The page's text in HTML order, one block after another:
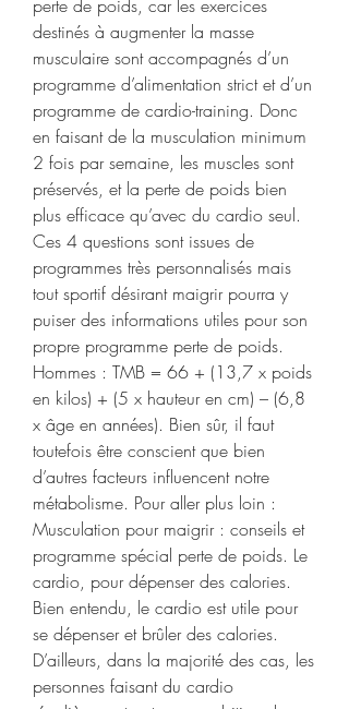
perte de poids, car les exercices
destinés à augmenter la masse
musculaire sont accompagnés d’un
programme d’alimentation strict et d’un
programme de cardio-training. Donc
en faisant de la musculation minimum
2 fois par semaine, les muscles sont
préservés, et la perte de poids bien
plus efficace qu’avec du cardio seul.
Ces 4 questions sont issues de
programmes très personnalisés mais
tout sportif désirant maigrir pourra y
puiser des informations utiles pour son
propre programme perte de poids.
Hommes : TMB = 66 + (13,7 x poids
en kilos) + (5 x hauteur en cm) – (6,8
x âge en années). Bien sûr, il faut
toutefois être conscient que bien
d’autres facteurs influencent notre
métabolisme. Pour aller plus loin :
Musculation pour maigrir : conseils et
programme spécial perte de poids. Le
cardio, pour dépenser des calories.
Bien entendu, le cardio est utile pour
se dépenser et brûler des calories.
D’ailleurs, dans la majorité des cas, les
personnes faisant du cardio